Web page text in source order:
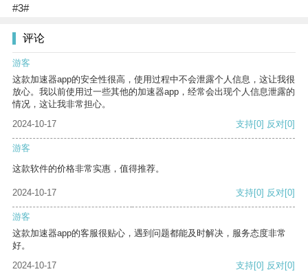
#3#
评论
游客
这款加速器app的安全性很高，使用过程中不会泄露个人信息，这让我很
放心。我以前使用过一些其他的加速器app，经常会出现个人信息泄露的
情况，这让我非常担心。
2024-10-17
支持[0] 反对[0]
游客
这款软件的价格非常实惠，值得推荐。
2024-10-17 支持[0] 反对[0]
游客
这款加速器app的客服很贴心，遇到问题都能及时解决，服务态度非常
好。
2024-10-17
支持[0] 反对[0]